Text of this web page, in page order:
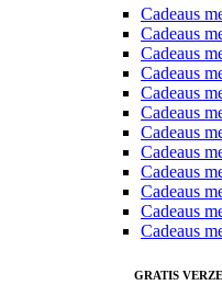
Cadeaus
Cadeaus
Cadeaus
Cadeaus
Cadeaus
Cadeaus
Cadeaus
Cadeaus
Cadeaus
Cadeaus
Cadeaus
Cadeaus
GRATIS